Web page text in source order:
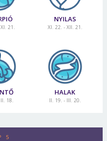
21.
NYILAS
XI. 22. - XII. 21.
18.
HALAK
II. 19. - III. 20.
5